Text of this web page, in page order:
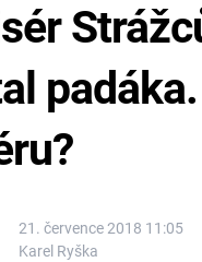
21. července 2018 11:05
Karel Ryška